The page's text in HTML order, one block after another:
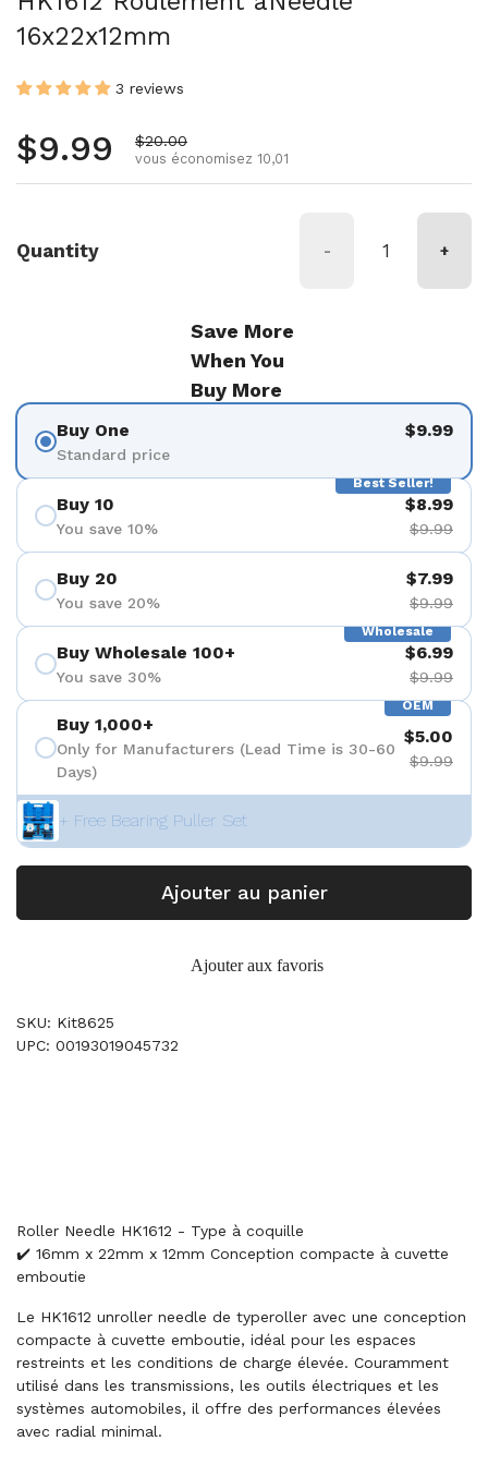
16x22x12mm
3 reviews
Prix régulier
$9.99 Prix de vente
$20.00
vous économisez 10,01
Quantity - +
Save More
When You
Buy More
Buy One
Standard price
$9.99
Best Seller!
Buy 10
You save 10%
$8.99
$9.99
Buy 20
You save 20%
$7.99
$9.99
Wholesale
Buy Wholesale 100+
You save 30%
$6.99
$9.99
OEM
Buy 1,000+
Only for Manufacturers (Lead Time is 30-60
Days)
$5.00
$9.99
+ Free Bearing Puller Set
Ajouter au panier
Ajouter aux favoris
SKU: Kit8625
UPC: 00193019045732
Roller Needle HK1612 - Type à coquille
✔️ 16mm x 22mm x 12mm Conception compacte à cuvette
emboutie
Le HK1612 unroller needle de typeroller avec une conception
compacte à cuvette emboutie, idéal pour les espaces
restreints et les conditions de charge élevée. Couramment
utilisé dans les transmissions, les outils électriques et les
systèmes automobiles, il offre des performances élevées
avec radial minimal.